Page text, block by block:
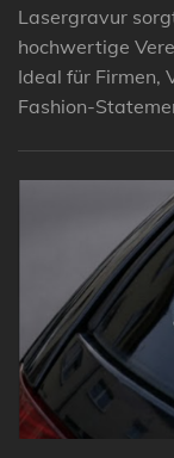
Lasergravur
hochwertige
Ideal für Firmen,
Fashion-